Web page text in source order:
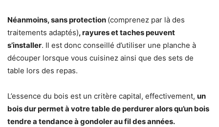
Néanmoins, sans protection (comprenez par là des
traitements adaptés), rayures et taches peuvent
s’installer. Il est donc conseillé d’utiliser une planche à
découper lorsque vous cuisinez ainsi que des sets de
table lors des repas.
L’essence du bois est un critère capital, effectivement, un
bois dur permet à votre table de perdurer alors qu’un bois
tendre a tendance à gondoler au fil des années.